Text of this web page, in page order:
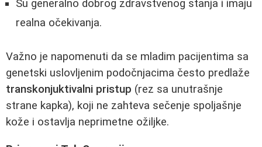
Su generalno dobrog zdravstvenog stanja i imaju
realna očekivanja.
Važno je napomenuti da se mladim pacijentima sa
genetski uslovljenim podočnjacima često predlaže
transkonjuktivalni pristup (rez sa unutrašnje
strane kapka), koji ne zahteva sečenje spoljašnje
kože i ostavlja neprimetne ožiljke.